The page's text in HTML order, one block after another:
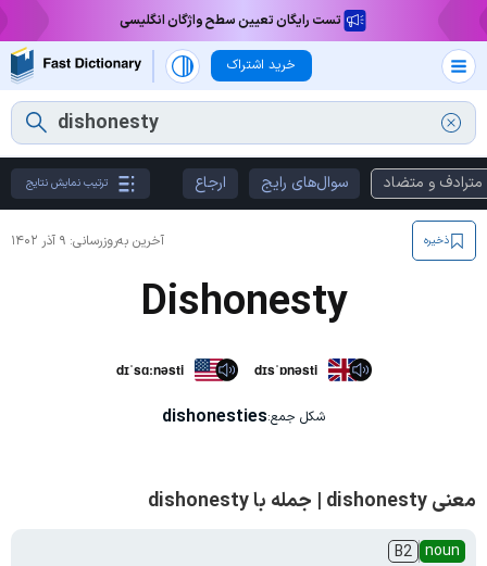
تست رایگان تعیین سطح واژگان انگلیسی
خرید اشتراک
مترادف و متضاد سوال‌های رایج ارجاع ترتیب نمایش نتایج
آخرین به‌روزرسانی: ۹ آذر ۱۴۰۲ ذخیره
Dishonesty
dɪˈsɑːnəsti dɪsˈɒnəsti
شکل جمع:dishonesties
معنی dishonesty | جمله با dishonesty
noun
B2